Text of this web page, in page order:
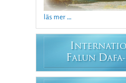
läs mer ...
I
FALUN D